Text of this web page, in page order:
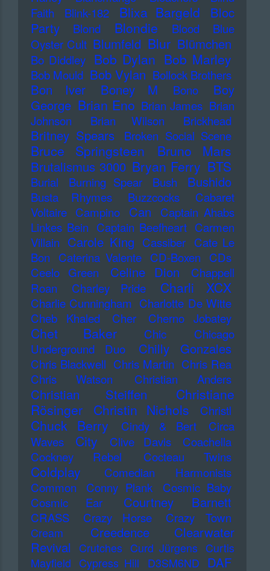
Faith
Blink-182 Blixa Bargeld
Bloc
Party
Blond Blondie Blood
Blue
Oyster Cult Blumfeld Blur Blümchen
Bo Diddley Bob Dylan Bob Marley
Bob Mould Bob Vylan Bollock Brothers
Bon Iver Boney M Bono
Boy
George Brian Eno Brian James Brian
Johnson
Brian Wilson Brickhead
Britney Spears Broken Social Scene
Bruce Springsteen Bruno Mars
Brutalismus 3000 Bryan Ferry BTS
Burial Burning Spear Bush Bushido
Busta Rhymes Buzzcocks
Cabaret
Voltaire Campino Can
Captain Ahabs
Linkes Bein Captain Beefheart Carmen
Villain Carole King Cassiber Cate Le
Bon
Caterina Valente CD-Boxen
CDs
Ceelo Green
Celine Dion
Chappell
Roan
Charley Pride Charli XCX
Charlie Cunningham Charlotte De Witte
Cheb Khaled
Cher Cherno Jobatey
Chet Baker Chic
Chicago
Underground Duo
Chilly Gonzales
Chris Blackwell Chris Martin Chris Rea
Chris Watson
Christian Anders
Christian Steiffen
Christiane
Rösinger
Christin Nichols Christl
Chuck Berry Cindy & Bert
Circa
Waves
City Clive Davis
Coachella
Cockney Rebel
Cocteau Twins
Coldplay
Comedian Harmonists
Common
Conny Plank
Cosmic Baby
Cosmic Ear
Courtney Barnett
CRASS Crazy Horse Crazy Town
Cream
Creedence Clearwater
Revival
Crutches Curd Jürgens Curtis
Mayfield Cypress Hill D3SM6ND DAF